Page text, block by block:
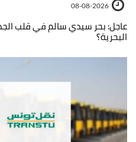
08-08-2026
عاجل: بحر سيدي سالم في قلب
البحرية؟